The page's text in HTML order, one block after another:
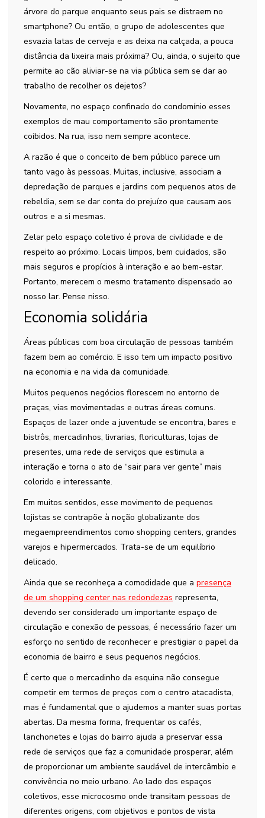
árvore do parque enquanto seus pais se distraem no
smartphone? Ou então, o grupo de adolescentes que
esvazia latas de cerveja e as deixa na calçada, a pouca
distância da lixeira mais próxima? Ou, ainda, o sujeito que
permite ao cão aliviar-se na via pública sem se dar ao
trabalho de recolher os dejetos?
Novamente, no espaço confinado do condomínio esses
exemplos de mau comportamento são prontamente
coibidos. Na rua, isso nem sempre acontece.
A razão é que o conceito de bem público parece um
tanto vago às pessoas. Muitas, inclusive, associam a
depredação de parques e jardins com pequenos atos de
rebeldia, sem se dar conta do prejuízo que causam aos
outros e a si mesmas.
Zelar pelo espaço coletivo é prova de civilidade e de
respeito ao próximo. Locais limpos, bem cuidados, são
mais seguros e propícios à interação e ao bem-estar.
Portanto, merecem o mesmo tratamento dispensado ao
nosso lar. Pense nisso.
Economia solidária
Áreas públicas com boa circulação de pessoas também
fazem bem ao comércio. E isso tem um impacto positivo
na economia e na vida da comunidade.
Muitos pequenos negócios florescem no entorno de
praças, vias movimentadas e outras áreas comuns.
Espaços de lazer onde a juventude se encontra, bares e
bistrôs, mercadinhos, livrarias, floriculturas, lojas de
presentes, uma rede de serviços que estimula a
interação e torna o ato de “sair para ver gente” mais
colorido e interessante.
Em muitos sentidos, esse movimento de pequenos
lojistas se contrapõe à noção globalizante dos
megaempreendimentos como shopping centers, grandes
varejos e hipermercados. Trata-se de um equilíbrio
delicado.
Ainda que se reconheça a comodidade que a presença
de um shopping center nas redondezas representa,
devendo ser considerado um importante espaço de
circulação e conexão de pessoas, é necessário fazer um
esforço no sentido de reconhecer e prestigiar o papel da
economia de bairro e seus pequenos negócios.
É certo que o mercadinho da esquina não consegue
competir em termos de preços com o centro atacadista,
mas é fundamental que o ajudemos a manter suas portas
abertas. Da mesma forma, frequentar os cafés,
lanchonetes e lojas do bairro ajuda a preservar essa
rede de serviços que faz a comunidade prosperar, além
de proporcionar um ambiente saudável de intercâmbio e
convivência no meio urbano. Ao lado dos espaços
coletivos, esse microcosmo onde transitam pessoas de
diferentes origens, com objetivos e pontos de vista